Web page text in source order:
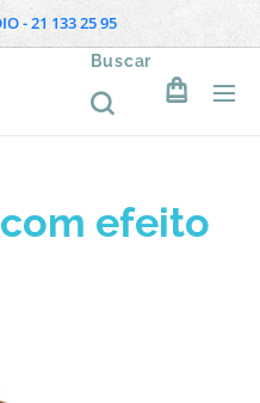
- 21 133 25 95
Buscar
efeito